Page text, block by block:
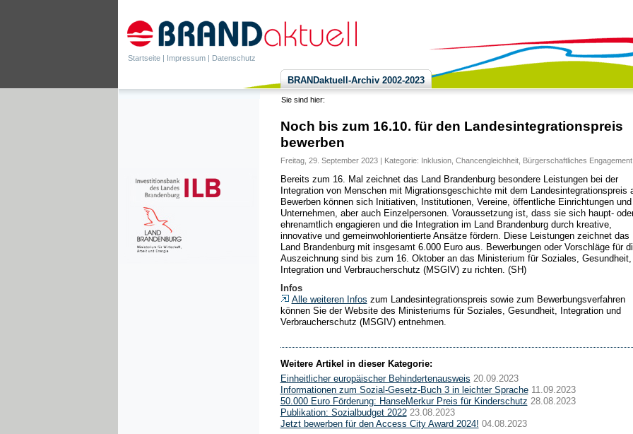
Startseite | Impressum | Datenschutz
BRANDaktuell-Archiv 2002-2023
Sie sind hier:
Noch bis zum 16.10. für den Landesintegrationspreis
bewerben
Freitag, 29. September 2023 | Kategorie: Inklusion, Chancengleichheit, Bürgerschaftliches Engagement
Bereits zum 16. Mal zeichnet das Land Brandenburg besondere Leistungen bei der
Integration von Menschen mit Migrationsgeschichte mit dem Landesintegrationspreis
Bewerben können sich Initiativen, Institutionen, Vereine, öffentliche Einrichtungen und
Unternehmen, aber auch Einzelpersonen. Voraussetzung ist, dass sie sich haupt-
ehrenamtlich engagieren und die Integration im Land Brandenburg durch kreative,
innovative und gemeinwohlorientierte Ansätze fördern. Diese Leistungen zeichnet das
Land Brandenburg mit insgesamt 6.000 Euro aus. Bewerbungen oder Vorschläge für
Auszeichnung sind bis zum 16. Oktober an das Ministerium für Soziales, Gesundheit,
Integration und Verbraucherschutz (MSGIV) zu richten. (SH)
Infos
Alle weiteren Infos zum Landesintegrationspreis sowie zum Bewerbungsverfahren
können Sie der Website des Ministeriums für Soziales, Gesundheit, Integration und
Verbraucherschutz (MSGIV) entnehmen.
Weitere Artikel in dieser Kategorie:
Einheitlicher europäischer Behindertenausweis 20.09.2023
Informationen zum Sozial-Gesetz-Buch 3 in leichter Sprache 11.09.2023
50.000 Euro Förderung: HanseMerkur Preis für Kinderschutz 28.08.2023
Publikation: Sozialbudget 2022 23.08.2023
Jetzt bewerben für den Access City Award 2024! 04.08.2023